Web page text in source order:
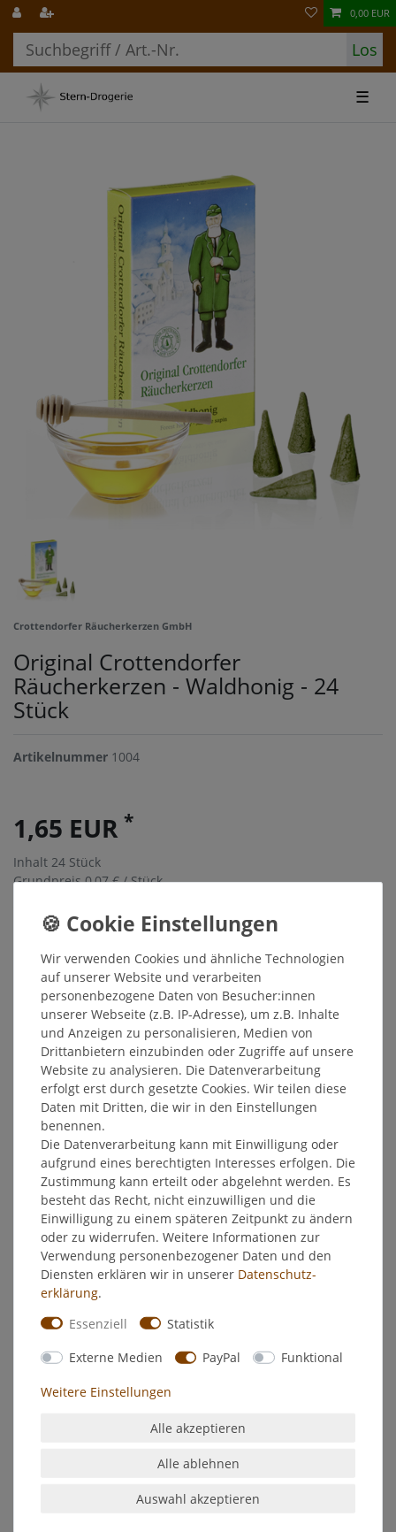
Los
0,00 EUR
☰
Crottendorfer Räucherkerzen GmbH
Original Crottendorfer
Räucherkerzen - Waldhonig - 24
Stück
Artikelnummer 1004
1,65 EUR *
Inhalt 24 Stück
Grundpreis0,07 € / Stück
Sofort versandfertig, Lieferzeit 48h
In den Warenkorb
Wunschliste
* inkl. ges. MwSt. zzgl.Versandkosten
Beschreibung
Weitere Details
EU-Verantwortlicher
Hersteller
Räucherkerzen - Waldhonig
Packungsinhalt: 24 Stück
Dufterlebnis: weich, dunkel, süß
Eine sanfte, unaufdringliche Süße entfaltet sich mit diesen
dunkel und warm, Sie werden begeistert sein.
Wir verwenden Cookies und ähnliche Technologien
auf unserer Website und verarbeiten
personenbezogene Daten von Besucher:innen
unserer Webseite (z.B. IP-Adresse), um z.B. Inhalte
und Anzeigen zu personalisieren, Medien von
Drittanbietern einzubinden oder Zugriffe auf unsere
Website zu analysieren. Die Datenverarbeitung
erfolgt erst durch gesetzte Cookies. Wir teilen diese
Daten mit Dritten, die wir in den Einstellungen
benennen.
Die Datenverarbeitung kann mit Einwilligung oder
aufgrund eines berechtigten Interesses erfolgen. Die
Zustimmung kann erteilt oder abgelehnt werden. Es
besteht das Recht, nicht einzuwilligen und die
Einwilligung zu einem späteren Zeitpunkt zu ändern
oder zu widerrufen. Weitere Informationen zur
Verwendung personenbezogener Daten und den
Diensten erklären wir in unserer Daten­schutz­
erklärung.
Essenziell
Statistik
Externe Medien PayPal Funktional
Weitere Einstellungen
Alle akzeptieren
Alle ablehnen
Auswahl akzeptieren